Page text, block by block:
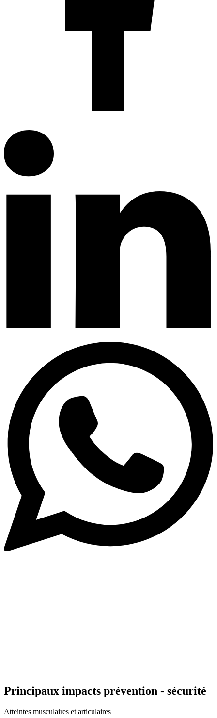
Principaux impacts prévention - sécurité
Atteintes musculaires et articulaires